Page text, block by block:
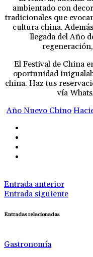
ambientado con
tradicionales que
cultura china.
llegada del Año
El Festival de China
oportunidad
china. Haz tus
vía
Año Nuevo Chino
Entrada anterior
Entrada siguiente
Entradas relacionadas
Gastronomía